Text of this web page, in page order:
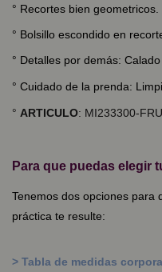
° Recortes bien geometricos.
° Bolsillo escondido en
° Detalles por demás:
° Cuidado de la prenda:
° ARTICULO: MI233300-FRU
Para que puedas elegir
Tenemos dos opciones
práctica te resulte:
> Tabla de medidas